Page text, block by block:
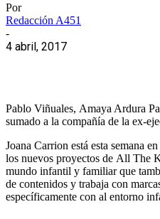
Por
Redacción A451
-
4 abril, 2017
Pablo Viñuales, Amaya Ardura
sumado a la compañía de la ex-
Joana Carrion está esta semana
los nuevos proyectos de All The
mundo infantil y familiar que
de contenidos y trabaja con
específicamente con al entorno